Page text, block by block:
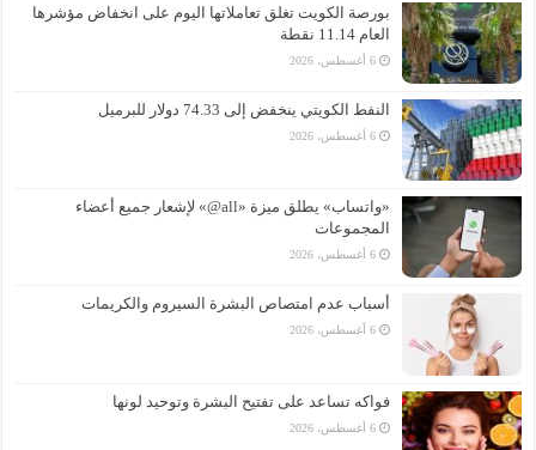
بورصة الكويت تغلق تعاملاتها اليوم على انخفاض مؤشرها
العام 11.14 نقطة
6 أغسطس، 2026
النفط الكويتي ينخفض إلى 74.33 دولار للبرميل
6 أغسطس، 2026
«واتساب» يطلق ميزة «all@» لإشعار جميع أعضاء
المجموعات
6 أغسطس، 2026
أسباب عدم امتصاص البشرة السيروم والكريمات
6 أغسطس، 2026
فواكه تساعد على تفتيح البشرة وتوحيد لونها
6 أغسطس، 2026